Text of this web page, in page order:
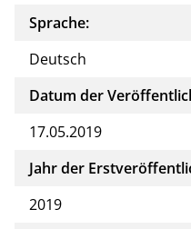
Sprache:
Deutsch
Datum der
17.05.2019
Jahr der
2019